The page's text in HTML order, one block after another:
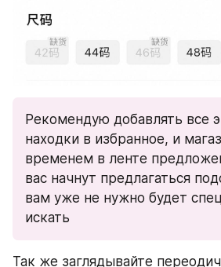
Рекомендую добавлять все
находки в избранное, и
временем в ленте
вас начнут предлагаться
вам уже не нужно будет
искать
Так же заглядывайте